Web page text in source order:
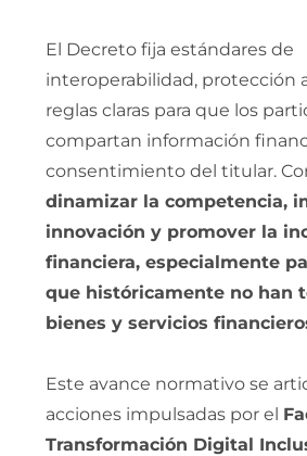
El Decreto fija estándares de
interoperabilidad, protección
reglas claras para que los
compartan información
consentimiento del titular.
dinamizar la competencia,
innovación y promover la
financiera, especialmente
que históricamente no han
bienes y servicios
Este avance normativo se
acciones impulsadas por el
Transformación Digital